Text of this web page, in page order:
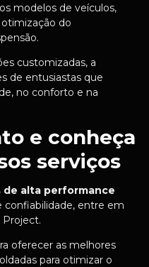
modelos de veículos,
do
customizadas, a
de entusiastas que
no conforto e na
e conheça
serviços
alta performance
confiabilidade, entre em
oferecer as melhores
para otimizar o